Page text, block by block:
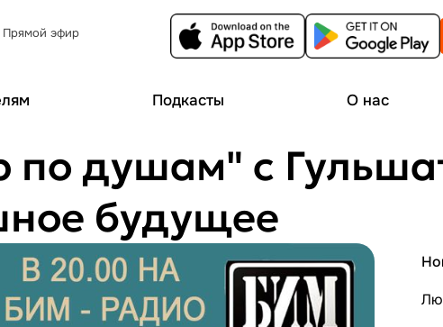
Прямой эфир
Подкасты О нас
по душам" с
будущее